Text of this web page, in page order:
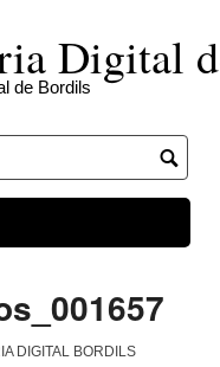
Digital
de Bordils
DIGITAL BORDILS